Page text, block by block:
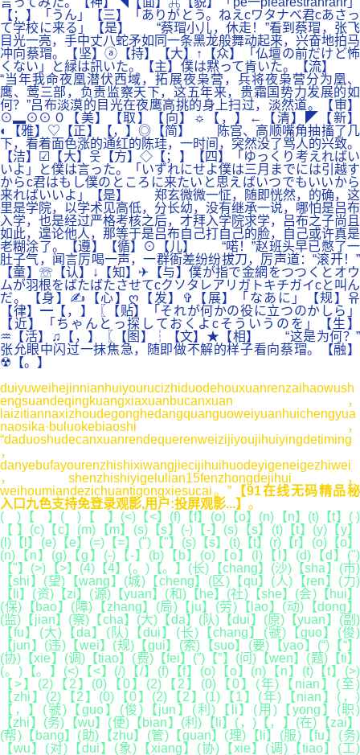
【；】「うん」【三】「ありがとう。ねえcワタナベ君cあさっ
て学校に来る」【是】 “蔡瑁小儿，休走！”看到蔡瑁，张飞
目光一亮，手中丈八蛇矛如同一条黑龙般舞动起来，兴奋地拍马
冲向蔡瑁。【坚】ⓐ【持】【大】↑【众】「仏壇の前だけど怖
くない」と緑は訊いた。【主】僕は黙って肯いた。【流】
“当年我命夜凰潜伏西域，拓展夜枭营，兵将夜枭营分为凰、
鹰、莺三部，负责监察天下，这五年来，贵霜国势力发展的如
何？”吕布淡漠的目光在夜鹰高挑的身上扫过，淡然道。【审】
⊙▂⊙⊙０【美】【取】【向】☼【，】←【清】◤【新】
◐【雅】♡【正】【，】◎【简】 陈宫、高顺嘴角抽搐了几
下，看着面色涨的通红的陈珪，一时间，突然没了骂人的兴致。
【洁】☑【大】웃【方】◇【；】【四】「ゆっくり考えればい
いよ」と僕は言った。「いずれにせよ僕は三月までには引越す
からc君はもし僕のところに来たいと思えばいつでもいいから
来ればいいよ」【是】 郑玄微微一怔，随即恍然，的确，这
里是学院，以学术见高低，分长幼，没有继承一说，哪怕是吕布
入学，也是经过严格考核之后，才拜入学院求学，吕布之子尚且
如此，遑论他人，那等于是吕布自己打自己的脸，自己或许真是
老糊涂了。【遵】【循】⊙【儿】 “喏！”赵班头早已憋了一
肚子气，闻言厉喝一声，一群衙差纷纷拔刀，厉声道：“滚开！”
【童】☏【认】↓【知】✈【与】僕が指で金網をつつくとオウ
ムが羽根をばたばたさせてcクソタレアリガトキチガイcと叫ん
だ。【身】✍【心】ღ【发】✞【展】「なあに」【规】유
【律】━【，】〖【贴】「それが何かの役に立つのかしら」
【近】「ちゃんとっ探しておくよcそういうのを」【生】
♒【活】♫【，】〖【图】┆【文】★【相】 “这是为何？”
张允眼中闪过一抹焦急，随即做不解的样子看向蔡瑁。【融】
☢【。】
duiyuweihejinnianhuiyourucizhiduodehouxuanrenzaihaowush
engsuandeqingkuangxiaxuanbucanxuan，
laizitiannaxizhoudegonghedangquanguoweiyuanhuichengyua
naosika·buluokebiaoshi，
“daduoshudecanxuanrendequerenweizijiyoujihuiyingdetiming
，
danyebufayourenzhishixiwangjiecijihuihuodeyigeneigezhiwei
，shenzhishiyigelulian15fenzhongdejihui，
weihoumiandezichuantigongxiesucai。” 【91在线无码精品秘
入口九色支持免登录观影,用户:投屏观影...】 。
( )【 】( )【 】(<)【<】(f)【f】(o)【o】(n)【n】(t)【t】( )
【 】(c)【c】(m)【m】(s)【s】(-)【-】(s)【s】(t)【t】(y)【y】
(l)【l】(e)【e】(=)【=】(")【"】(s)【s】(t)【t】(r)【r】(o)【o】
(n)【n】(g)【g】(-)【-】(b)【b】(o)【o】(l)【l】(d)【d】(")
【"】(>)【>】(4)【4】(。)【。】(长)【chang】(沙)【sha】(市)
【shi】(望)【wang】(城)【cheng】(区)【qu】(人)【ren】(力)
【li】(资)【zi】(源)【yuan】(和)【he】(社)【she】(会)【hui】
(保)【bao】(障)【zhang】(局)【ju】(劳)【lao】(动)【dong】
(监)【jian】(察)【cha】(大)【da】(队)【dui】(原)【yuan】(副)
【fu】(大)【da】(队)【dui】(长)【chang】(虢)【guo】(俊)
【jun】(违)【wei】(规)【gui】(索)【suo】(要)【yao】(“)【“】
(协)【xie】(调)【tiao】(费)【fei】(”)【”】(问)【wen】(题)【ti】
(。)【。】(<)【<】(/)【/】(f)【f】(o)【o】(n)【n】(t)【t】(>)
【>】(2)【2】(0)【0】(2)【2】(0)【0】(年)【nian】(至)
【zhi】(2)【2】(0)【0】(2)【2】(1)【1】(年)【nian】(，)
【，】(虢)【guo】(俊)【jun】(利)【li】(用)【yong】(职)
【zhi】(务)【wu】(便)【bian】(利)【li】(，)【，】(在)【zai】
(帮)【bang】(助)【zhu】(管)【guan】(理)【li】(服)【fu】(务)
【wu】(对)【dui】(象)【xiang】(协)【xie】(调)【tiao】(工)